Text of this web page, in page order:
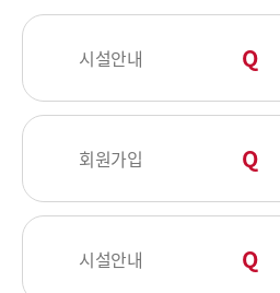
시설안내
회원가입
시설안내